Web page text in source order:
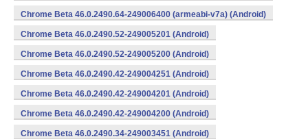
Chrome Beta 46.0.2490.64-249006400 (armeabi-v7a) (Android)
Chrome Beta 46.0.2490.52-249005201 (Android)
Chrome Beta 46.0.2490.52-249005200 (Android)
Chrome Beta 46.0.2490.42-249004251 (Android)
Chrome Beta 46.0.2490.42-249004201 (Android)
Chrome Beta 46.0.2490.42-249004200 (Android)
Chrome Beta 46.0.2490.34-249003451 (Android)